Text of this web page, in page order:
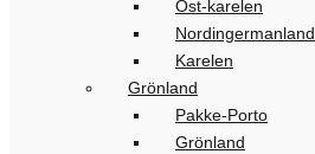
Öst-karelen
Nordingermanland
Karelen
Grönland
Pakke-Porto
Grönland